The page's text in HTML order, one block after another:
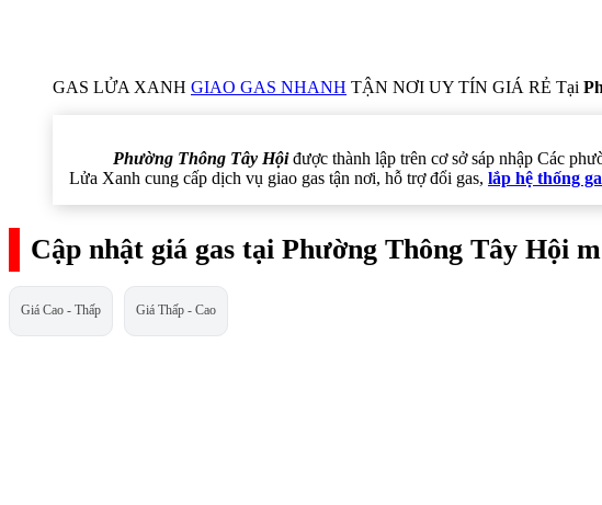
GAS LỬA XANH GIAO GAS NHANH TẬN NƠI UY TÍN GIÁ RẺ Tại
Phường Thông Tây Hộiđược thành lập trên cơ sở sáp nhập Các
Lửa Xanh cung cấp dịch vụ giao gas tận nơi, hỗ trợ đổi gas, lắp hệ thống
Cập nhật giá gas tại Phường Thông Tây Hội
Giá Cao - Thấp Giá Thấp - Cao